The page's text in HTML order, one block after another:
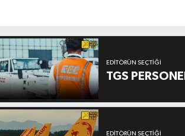
EDITÖRÜN SEÇTIĞI
TGS
EDITÖRÜN SEÇTIĞI